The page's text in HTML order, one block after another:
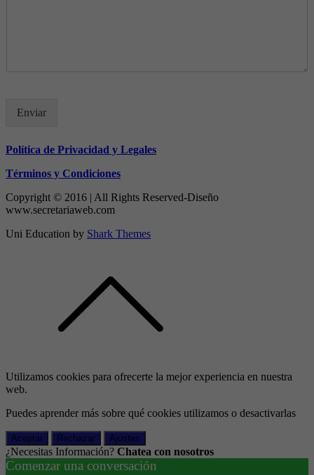
Enviar
Política de Privacidad y Legales
Términos y Condiciones
Copyright © 2016 | All Rights Reserved-Diseño
www.secretariaweb.com
Uni Education by Shark Themes
Utilizamos cookies para ofrecerte la mejor experiencia en nuestra
web.
Puedes aprender más sobre qué cookies utilizamos o desactivarlas
Aceptar Rechazar Ajustes
¿Necesitas Información? Chatea con nosotros
Comenzar una conversación